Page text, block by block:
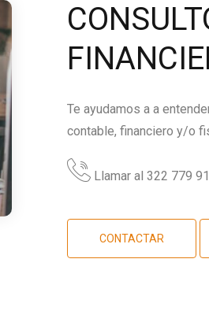
Te ayudamos a a
contable, financiero y/o
Llamar al 322 779
CONTACTAR